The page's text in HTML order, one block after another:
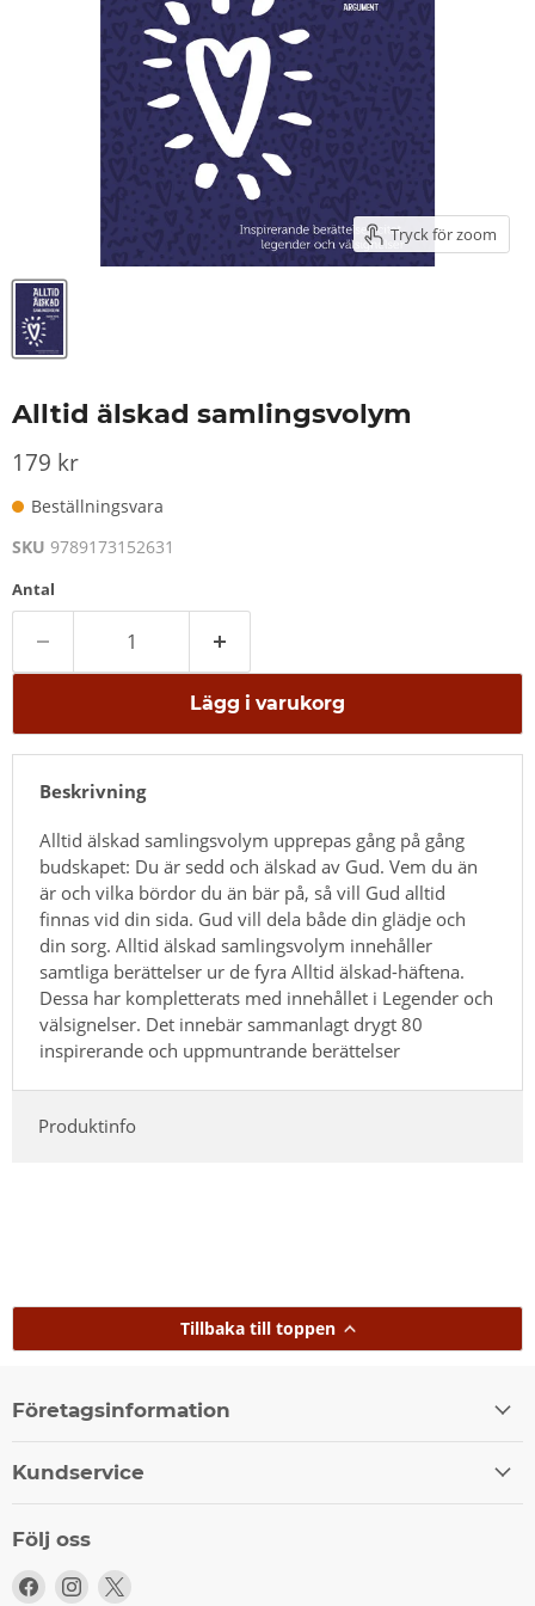
Tryck för zoom
Alltid älskad samlingsvolym
179 kr
Beställningsvara
SKU 9789173152631
Antal
Lägg i varukorg
Beskrivning
Alltid älskad samlingsvolym upprepas gång på gång
budskapet: Du är sedd och älskad av Gud. Vem du än
är och vilka bördor du än bär på, så vill Gud alltid
finnas vid din sida. Gud vill dela både din glädje och
din sorg. Alltid älskad samlingsvolym innehåller
samtliga berättelser ur de fyra Alltid älskad-häftena.
Dessa har kompletterats med innehållet i Legender och
välsignelser. Det innebär sammanlagt drygt 80
inspirerande och uppmuntrande berättelser
Produktinfo
Tillbaka till toppen
Företagsinformation
Kundservice
Följ oss
Följ
Följ